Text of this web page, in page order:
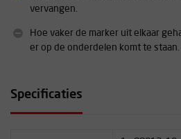
vervangen.
Hoe vaker de marker uit elkaar
er op de onderdelen komt te staan.
Specificaties